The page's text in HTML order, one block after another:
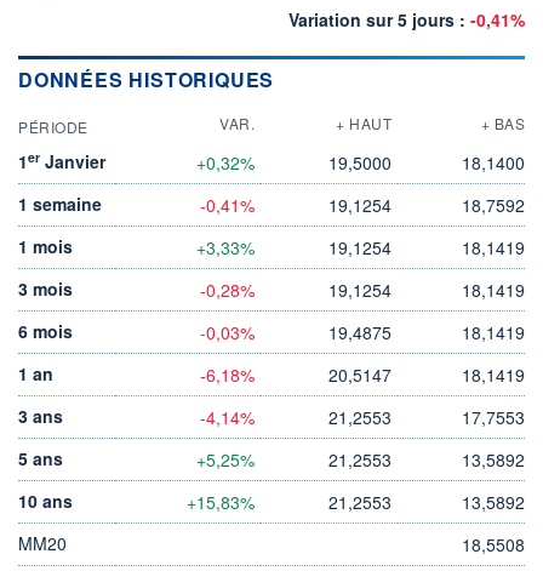
Variation sur 5 jours : -0,41%
DONNÉES HISTORIQUES
PÉRIODE VAR. + HAUT + BAS
1er Janvier +0,32% 19,5000
18,1400
1 semaine
-0,41% 19,1254
18,7592
1 mois
+3,33% 19,1254
18,1419
3 mois
-0,28% 19,1254
18,1419
6 mois
-0,03% 19,4875
18,1419
1 an
-6,18% 20,5147
18,1419
3 ans
-4,14% 21,2553
17,7553
5 ans
+5,25% 21,2553
13,5892
10 ans
+15,83% 21,2553
13,5892
MM20
18,5508